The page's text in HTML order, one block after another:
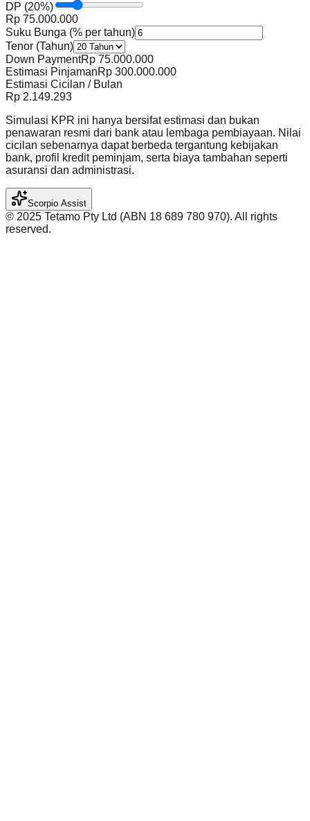
DP (20%)
Rp 75.000.000
Suku Bunga (% per tahun)
Tenor (Tahun)
Down PaymentRp 75.000.000
Estimasi PinjamanRp 300.000.000
Estimasi Cicilan / Bulan
Rp 2.149.293
Simulasi KPR ini hanya bersifat estimasi dan bukan
penawaran resmi dari bank atau lembaga pembiayaan. Nilai
cicilan sebenarnya dapat berbeda tergantung kebijakan
bank, profil kredit peminjam, serta biaya tambahan seperti
asuransi dan administrasi.
Scorpio Assist
©️ 2025 Tetamo Pty Ltd (ABN 18 689 780 970). All rights
reserved.